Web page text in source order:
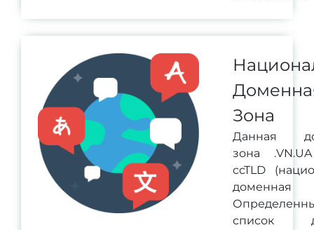
Зона
Данная
зона
ccTLD
доменная
список